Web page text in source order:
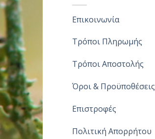
Επικοινωνία
Τρόποι Πληρωμής
Τρόποι Αποστολής
Όροι & Προϋποθέσεις
Επιστροφές
Πολιτική Απορρήτου